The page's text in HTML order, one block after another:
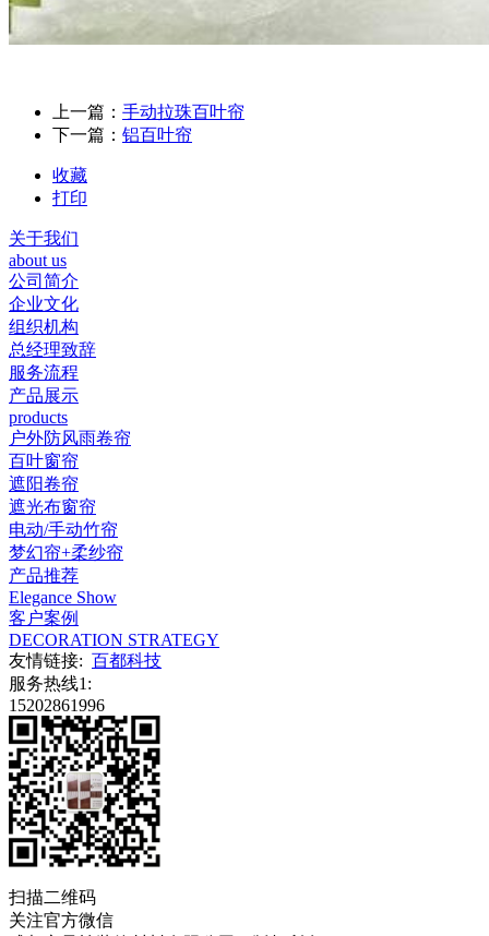
上一篇： 手动拉珠百叶帘
下一篇： 铝百叶帘
收藏
打印
关于我们
about us
公司简介
企业文化
组织机构
总经理致辞
服务流程
产品展示
products
户外防风雨卷帘
百叶窗帘
遮阳卷帘
遮光布窗帘
电动/手动竹帘
梦幻帘+柔纱帘
产品推荐
Elegance Show
客户案例
DECORATION STRATEGY
友情链接: 百都科技
服务热线1:
15202861996
扫描二维码
关注官方微信